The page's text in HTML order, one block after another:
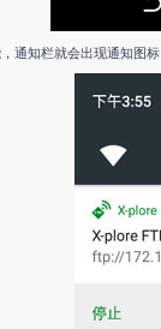
通知栏就会出现通知图标